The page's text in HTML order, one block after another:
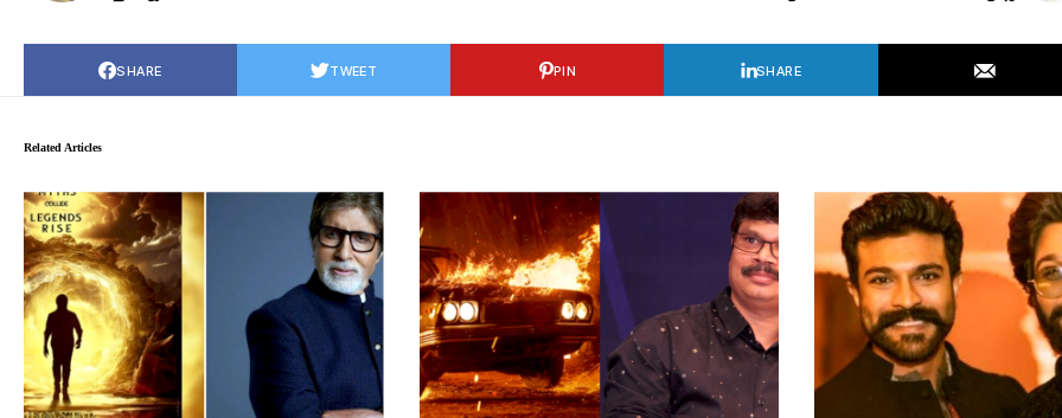
SHARE TWEET PIN SHARE
Related Articles